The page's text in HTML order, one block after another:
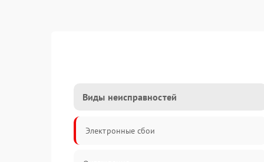
Виды неисправностей
Электронные сбои